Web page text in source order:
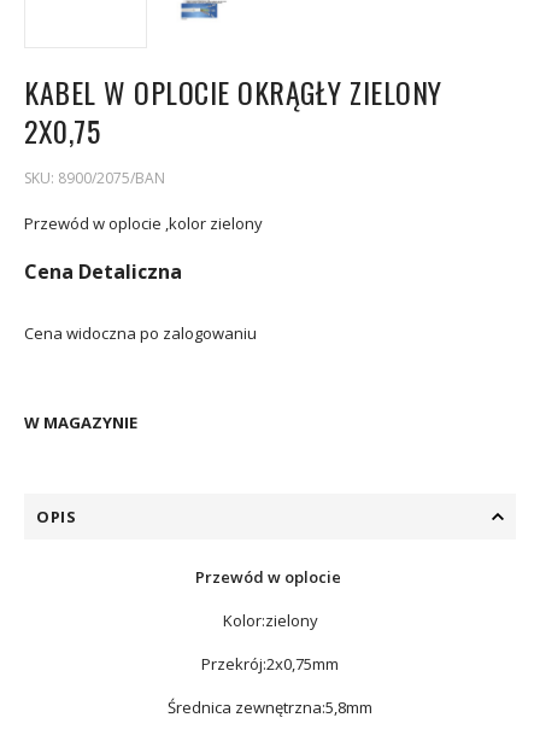
KABEL W OPLOCIE OKRĄGŁY ZIELONY
2X0,75
SKU: 8900/2075/BAN
Przewód w oplocie ,kolor zielony
Cena Detaliczna
Cena widoczna po zalogowaniu
W MAGAZYNIE
OPIS
Przewód w oplocie
Kolor:zielony
Przekrój:2x0,75mm
Średnica zewnętrzna:5,8mm